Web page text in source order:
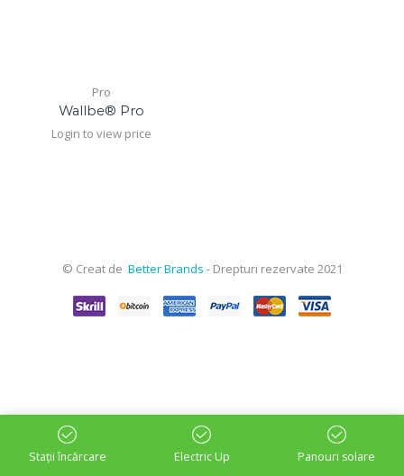
Pro
Wallbe® Pro
Login to view price
© Creat de Better Brands - Drepturi rezervate 2021
Stații încărcare Electric Up Panouri solare